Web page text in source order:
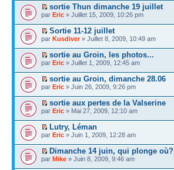
sortie Thun dimanche 19 juillet
par Eric » Juillet 15, 2009, 10:26 pm
Sortie 11-12 juillet
par Kusdiver» Juillet 8, 2009, 10:49 am
sortie au Groin, les photos...
par Eric » Juillet 1, 2009, 12:45 am
sortie au Groin, dimanche 28.06
par Eric » Juin 26, 2009, 9:26 pm
sortie aux pertes de la Valserine
par Eric » Mai 27, 2009, 12:10 am
Lutry, Léman
par Eric » Juin 1, 2009, 12:28 am
Dimanche 14 juin, qui plonge où?
par Mike » Juin 8, 2009, 9:46 am